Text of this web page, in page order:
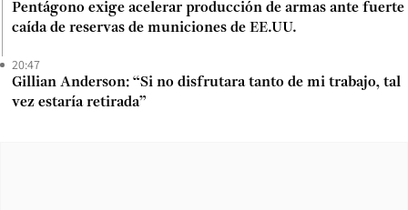
Pentágono exige acelerar producción de armas ante fuerte
caída de reservas de municiones de EE.UU.
20:47
Gillian Anderson: “Si no disfrutara tanto de mi trabajo, tal
vez estaría retirada”